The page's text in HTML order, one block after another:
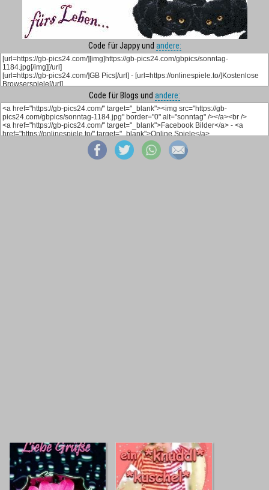
Code für Jappy und andere:
Code für Blogs und andere: